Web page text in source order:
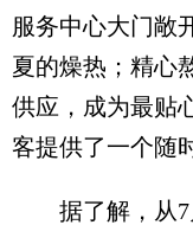
服务中心大门敞
夏的燥热；精心
供应，成为最贴
客提供了一个随
据了解，从7